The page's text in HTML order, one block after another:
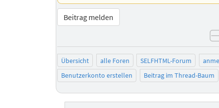
Beitrag melden
Übersicht alle Foren SELFHTML-Forum
Benutzerkonto erstellen
Beitrag im Thread-Baum